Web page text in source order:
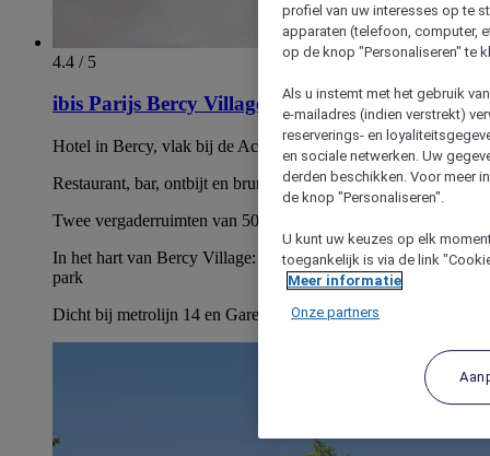
4.4 / 5
ibis Parijs Bercy Village 12ème
Hotel in Bercy, vlak bij de Accor Arena (op 800 m afstand)
Restaurant, bar, ontbijt en brunch met verse producten
Twee vergaderruimten van 50 m² en 30 m².
In het hart van Bercy Village: Bioscopen, bars, restaurants,
park
Dicht bij metrolijn 14 en Gare de Lyon
profiel van uw interesses op te
apparaten (telefoon, computer,
op de knop "Personaliseren" te
Als u instemt met het gebruik
e-mailadres (indien verstrekt)
reserverings- en
en sociale netwerken. Uw
derden beschikken. Voor meer
de knop "Personaliseren".
U kunt uw keuzes op elk
toegankelijk is via de link
Meer informatie
Onze partners